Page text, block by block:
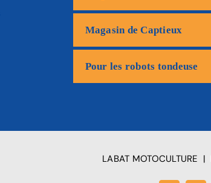
Magasin de Captieux
Pour les robots tondeuse
LABAT MOTOCULTURE |